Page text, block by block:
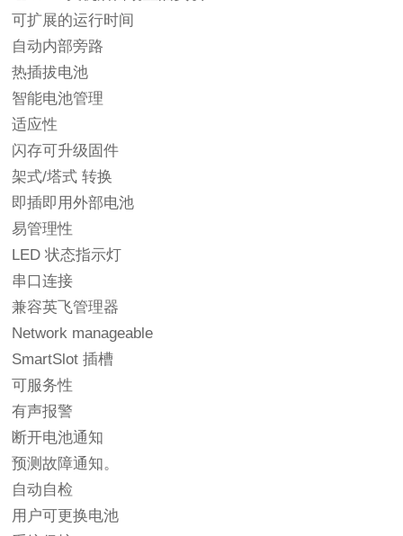
可扩展的运行时间
自动内部旁路
热插拔电池
智能电池管理
适应性
闪存可升级固件
架式/塔式 转换
即插即用外部电池
易管理性
LED 状态指示灯
串口连接
兼容英飞管理器
Network manageable
SmartSlot 插槽
可服务性
有声报警
断开电池通知
预测故障通知。
自动自检
用户可更换电池